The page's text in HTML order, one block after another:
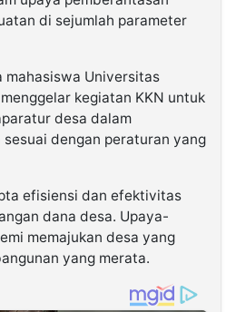
di sejumlah parameter
mahasiswa Universitas
kegiatan KKN untuk
desa dalam
sesuai dengan peraturan yang
efisiensi dan efektivitas
dana desa. Upaya-
memajukan desa yang
yang merata.